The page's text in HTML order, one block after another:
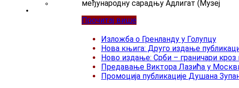
међународну сарадњу Адлигат (Музеј
Прочитај више
Изложба о Гренланду у Голупцу
Нова књига: Друго издање
Ново издање: Срби – граничари кроз
Предавање Виктора Лазића у
Промоција публикације Душана